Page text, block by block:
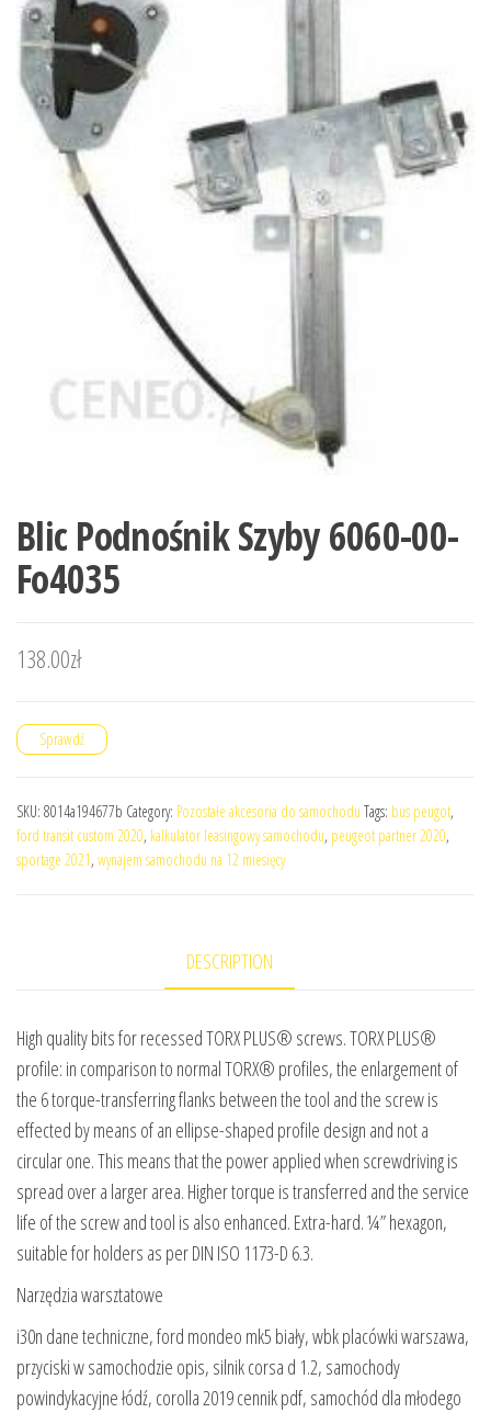
Blic Podnośnik Szyby 6060-00-
Fo4035
138.00zł
Sprawdź
SKU: 8014a194677b Category: Pozostałe akcesoria do samochodu Tags: bus peugot,
ford transit custom 2020, kalkulator leasingowy samochodu, peugeot partner 2020,
sportage 2021, wynajem samochodu na 12 miesięcy
DESCRIPTION
High quality bits for recessed TORX PLUS® screws. TORX PLUS®
profile: in comparison to normal TORX® profiles, the enlargement of
the 6 torque-transferring flanks between the tool and the screw is
effected by means of an ellipse-shaped profile design and not a
circular one. This means that the power applied when screwdriving is
spread over a larger area. Higher torque is transferred and the service
life of the screw and tool is also enhanced. Extra-hard. ¼” hexagon,
suitable for holders as per DIN ISO 1173-D 6.3.
Narzędzia warsztatowe
i30n dane techniczne, ford mondeo mk5 biały, wbk placówki warszawa,
przyciski w samochodzie opis, silnik corsa d 1.2, samochody
powindykacyjne łódź, corolla 2019 cennik pdf, samochód dla młodego